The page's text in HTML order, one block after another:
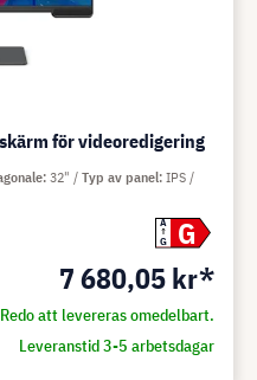
för videoredigering
A
G
G
7 680,05 kr*
att levereras omedelbart.
Leveranstid 3-5 arbetsdagar
32" Typ av panel IPS